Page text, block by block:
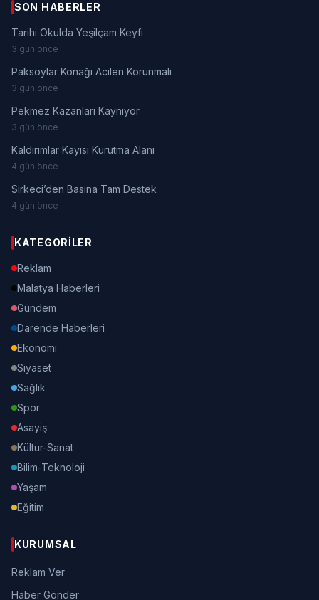
SON HABERLER
Tarihi Okulda Yeşilçam Keyfi
3 gün önce
Paksoylar Konağı Acilen Korunmalı
3 gün önce
Pekmez Kazanları Kaynıyor
3 gün önce
Kaldırımlar Kayısı Kurutma Alanı
4 gün önce
Sirkeci’den Basına Tam Destek
4 gün önce
KATEGORILER
Reklam
Malatya Haberleri
Gündem
Darende Haberleri
Ekonomi
Siyaset
Sağlık
Spor
Asayiş
Kültür-Sanat
Bilim-Teknoloji
Yaşam
Eğitim
KURUMSAL
Reklam Ver
Haber Gönder